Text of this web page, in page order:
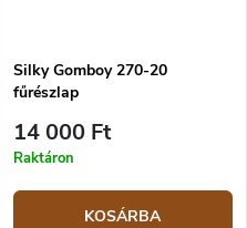
Silky Gomboy 270-20
fűrészlap
14 000 Ft
Raktáron
KOSÁRBA